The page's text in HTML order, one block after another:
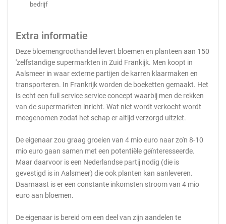
bedrijf
Extra informatie
Deze bloemengroothandel levert bloemen en planteen aan 150
'zelfstandige supermarkten in Zuid Frankijk. Men koopt in
Aalsmeer in waar externe partijen de karren klaarmaken en
transporteren. In Frankrijk worden de boeketten gemaakt. Het
is echt een full service service concept waarbij men de rekken
van de supermarkten inricht. Wat niet wordt verkocht wordt
meegenomen zodat het schap er altijd verzorgd uitziet.
De eigenaar zou graag groeien van 4 mio euro naar zo'n 8-10
mio euro gaan samen met een potentiële geïnteresseerde.
Maar daarvoor is een Nederlandse partij nodig (die is
gevestigd is in Aalsmeer) die ook planten kan aanleveren.
Daarnaast is er een constante inkomsten stroom van 4 mio
euro aan bloemen.
De eigenaar is bereid om een deel van zijn aandelen te